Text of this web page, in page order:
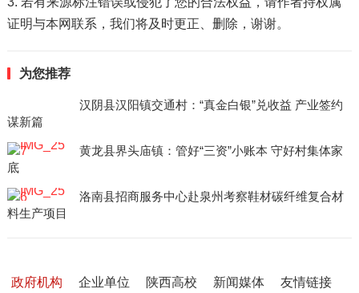
证明与本网联系，我们将及时更正、删除，谢谢。
为您推荐
汉阴县汉阳镇交通村：“真金白银”兑收益 产业签约
谋新篇
黄龙县界头庙镇：管好“三资”小账本 守好村集体家
底
洛南县招商服务中心赴泉州考察鞋材碳纤维复合材
料生产项目
政府机构 企业单位 陕西高校 新闻媒体 友情链接